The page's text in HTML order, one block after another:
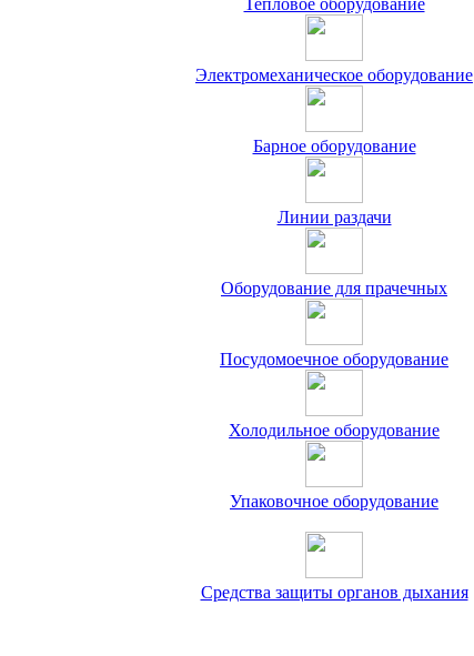
Электромеханическое оборудование
Барное оборудование
Линии раздачи
Оборудование для прачечных
Посудомоечное оборудование
Холодильное оборудование
Упаковочное оборудование
Средства защиты органов дыхания